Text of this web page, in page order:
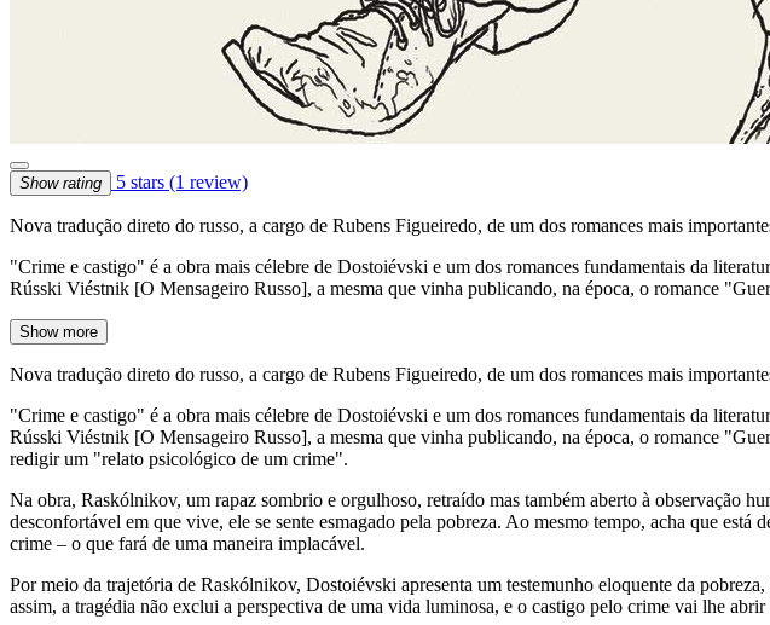
Show rating 5 stars (1 review)
Nova tradução direto do russo, a cargo de Rubens Figueiredo, de um dos romances mais
"Crime e castigo" é a obra mais célebre de Dostoiévski e um dos romances fundamentais da
Rússki Viéstnik [O Mensageiro Russo], a mesma que vinha publicando, na época, o romance
Show more
Nova tradução direto do russo, a cargo de Rubens Figueiredo, de um dos romances mais
"Crime e castigo" é a obra mais célebre de Dostoiévski e um dos romances fundamentais da
Rússki Viéstnik [O Mensageiro Russo], a mesma que vinha publicando, na época, o romance
redigir um "relato psicológico de um crime".
Na obra, Raskólnikov, um rapaz sombrio e orgulhoso, retraído mas também aberto à observação
desconfortável em que vive, ele se sente esmagado pela pobreza. Ao mesmo tempo, acha que
crime – o que fará de uma maneira implacável.
Por meio da trajetória de Raskólnikov, Dostoiévski apresenta um testemunho eloquente da
assim, a tragédia não exclui a perspectiva de uma vida luminosa, e o castigo pelo crime vai lhe